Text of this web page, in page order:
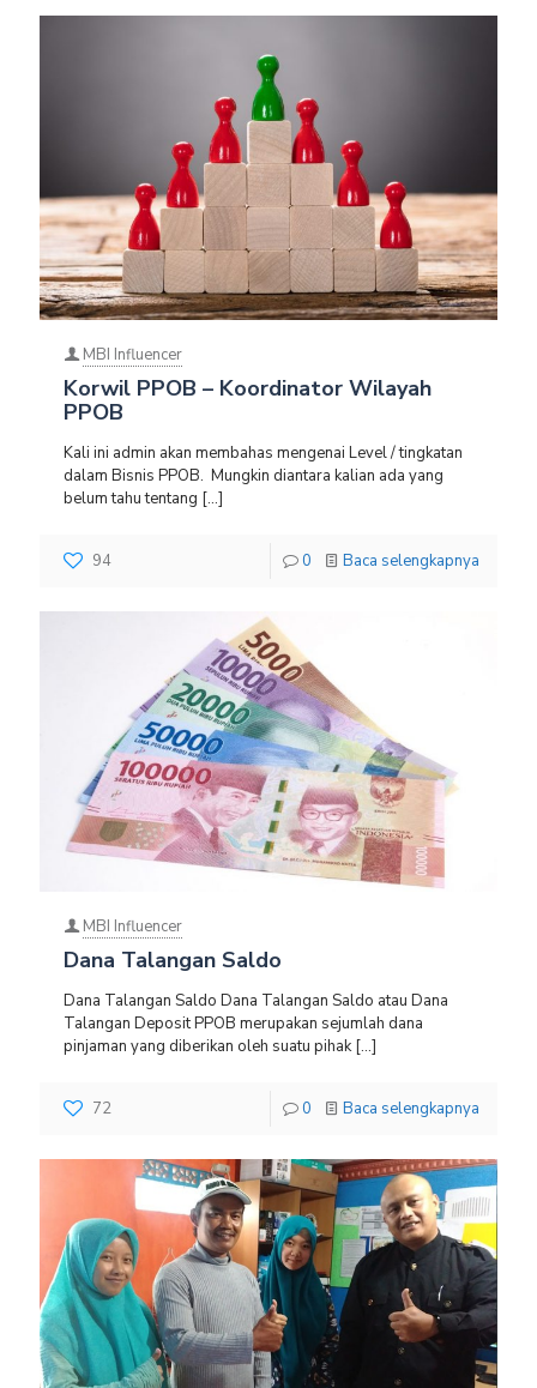
MBI Influencer
Korwil PPOB – Koordinator Wilayah
PPOB
Kali ini admin akan membahas mengenai Level / tingkatan
dalam Bisnis PPOB. Mungkin diantara kalian ada yang
belum tahu tentang […]
94 0 Baca selengkapnya
MBI Influencer
Dana Talangan Saldo
Dana Talangan Saldo Dana Talangan Saldo atau Dana
Talangan Deposit PPOB merupakan sejumlah dana
pinjaman yang diberikan oleh suatu pihak[…]
72 0 Baca selengkapnya